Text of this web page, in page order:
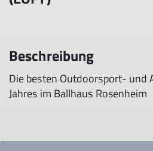
Beschreibung
Die besten Outdoorsport- und
Jahres im Ballhaus Rosenheim